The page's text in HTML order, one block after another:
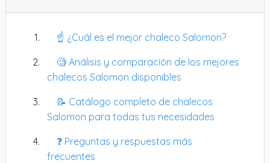
☝️ ¿Cuál es el mejor chaleco Salomon?
🧐 Análisis y comparación de los mejores
chalecos Salomon disponibles
📝 Catálogo completo de chalecos
Salomon para todas tus necesidades
❓ Preguntas y respuestas más
frecuentes